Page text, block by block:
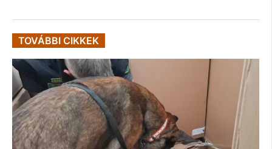
TOVÁBBI CIKKEK